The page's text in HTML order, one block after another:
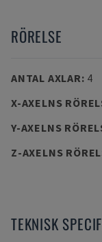
RÖRELSE
ANTAL AXLAR: 4
X-AXELNS
Y-AXELNS
Z-AXELNS
TEKNISK